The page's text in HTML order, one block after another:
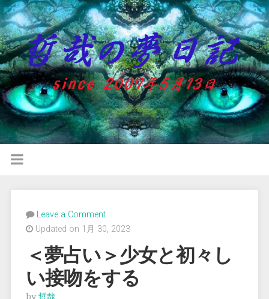
Leave a Comment
Updated on 1月 30, 2023
＜夢占い＞少女と初々し
い接吻をする
by 哲哉